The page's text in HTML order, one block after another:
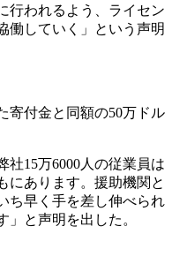
行われるよう、ライセン
働していく」という声明
寄付金と同額の50万ドル
社15万6000人の従業員は
にあります。援助機関と
ち早く手を差し伸べられ
」と声明を出した。